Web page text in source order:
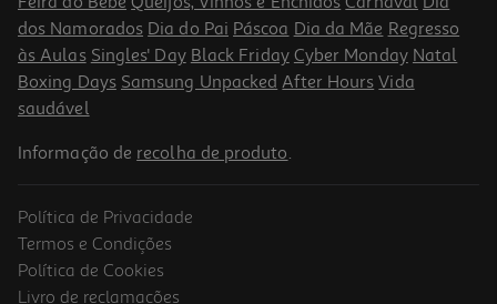
399,99 €
dos Namorados Dia do Pai Páscoa Dia da Mãe Regresso
às Aulas Singles' Day Black Friday Cyber Monday Natal
Boxing Days Samsung Unpacked After Hours Vida
saudável
Informação de recolha de produto.
Política de Privacidade
Termos e Condições
Política de Cookies
Livro de reclamações